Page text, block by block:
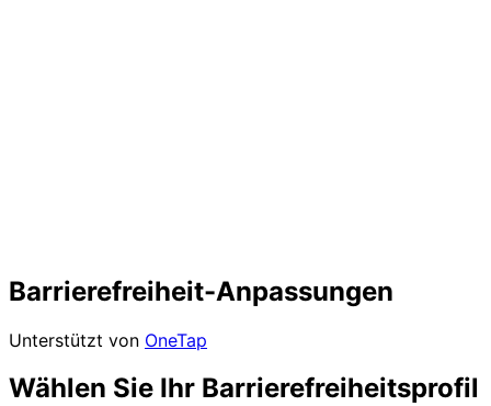
Barrierefreiheit-Anpassungen
Unterstützt von OneTap
Wählen Sie Ihr Barrierefreiheitsprofil